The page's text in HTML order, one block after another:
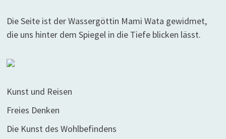
Die Seite ist der Wassergöttin Mami Wata gewidmet,
die uns hinter dem Spiegel in die Tiefe blicken lässt.
Kunst und Reisen
Freies Denken
Die Kunst des Wohlbefindens